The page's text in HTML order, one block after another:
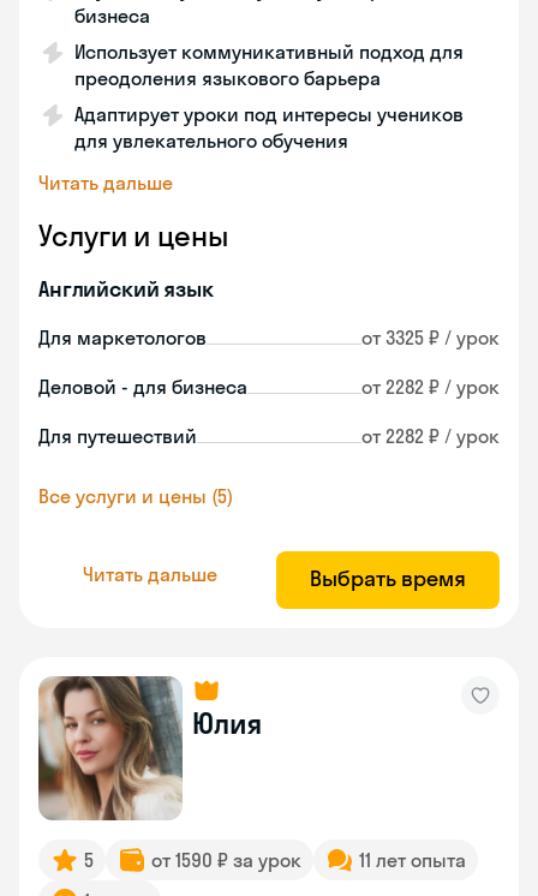
бизнеса
Использует коммуникативный подход для
преодоления языкового барьера
Адаптирует уроки под интересы учеников
для увлекательного обучения
Читать дальше
Услуги и цены
Английский язык
Для маркетологов от 3325 ₽ / урок
Деловой - для бизнеса от 2282 ₽ / урок
Для путешествий от 2282 ₽ / урок
Все услуги и цены (5)
Читать дальше Выбрать время
Юлия
5 от 1590 ₽ за урок
11 лет опыта